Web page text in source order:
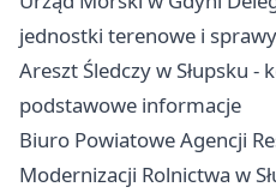
jednostki terenowe i
Areszt Śledczy w Słupsku -
podstawowe informacje
Biuro Powiatowe Agencji
Modernizacji Rolnictwa w